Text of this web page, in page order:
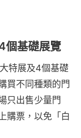
個基礎展覽
特展及4個基礎
買不同種類的門
只出售少量門
購票，以免「白